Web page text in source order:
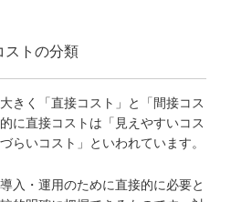
ストの分類
きく「直接コスト」と「間接コス
に直接コストは「見えやすいコス
らいコスト」といわれています。
入・運用のために直接的に必要と